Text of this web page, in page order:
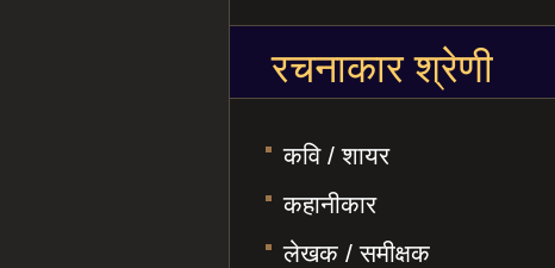
रचनाकार श्रेणी
कवि / शायर
कहानीकार
लेखक / समीक्षक